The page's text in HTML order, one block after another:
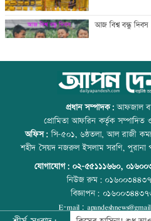
গুরুত্বপূর্ণ ব্যক্তিদের
সতর্ক করল পুলিশ
নিরাপত্তা পেলে
সাকিবের দেশে
প্রতিমন্ত্রী
শিল্পকলায়
আজ বিশ্ব বন্ধু দিবস
কোরআন-হাদিসে
উত্থান-পতনের
আজ স্বর্ণ-রুপা যে
প্রধান সম্পাদক:আফজাল
প্রোমিতা আফরিন কর্তৃক সম্পাদিত
অফিস:সি-৫০১, ৬ষ্ঠতলা, আল রাজী
শহীদ সৈয়দ নজরুল ইসলাম সরণি, পুরানা
যোগাযোগ: ০২-৫৫১১১৬৬০,
নিউজ রুম:
বিজ্ঞাপন:
E-mail: